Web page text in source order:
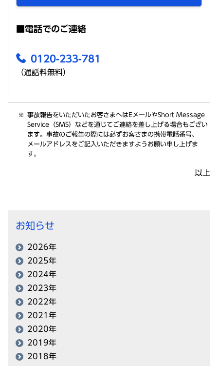
■電話でのご連絡
0120-233-781
（通話料無料）
事故報告をいただいたお客さまへはEメールやShort Message
Service（SMS）などを通じてご連絡を差し上げる場合もござい
ます。 事故のご報告の際には必ずお客さまの携帯電話番号、
メールアドレスをご記入 いただきますようお願い申し上げま
す。
以上
お知らせ
2026年
2025年
2024年
2023年
2022年
2021年
2020年
2019年
2018年